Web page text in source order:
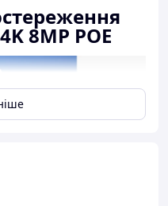
8MP POE